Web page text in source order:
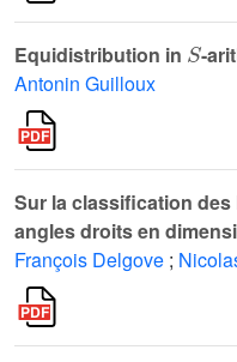
Equidistribution in
-
Antonin Guilloux
Sur la classification
angles droits en
François Delgove ;